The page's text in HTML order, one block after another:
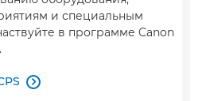
и специальным
в программе Canon
